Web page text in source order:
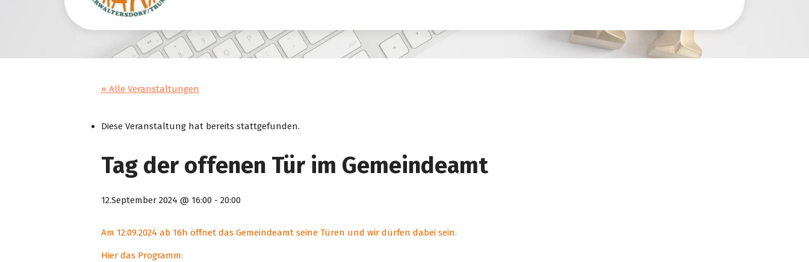
« Alle Veranstaltungen
Diese Veranstaltung hat bereits stattgefunden.
Tag der offenen Tür im Gemeindeamt
12.September 2024 @ 16:00 - 20:00
Am 12.09.2024 ab 16h öffnet das Gemeindeamt seine Türen und wir dürfen dabei sein.
Hier das Programm: